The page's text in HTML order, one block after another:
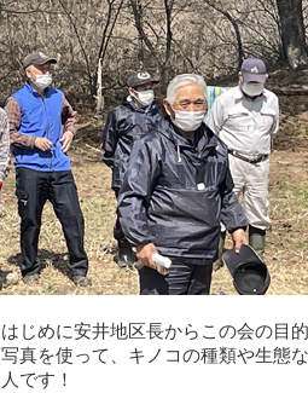
はじめに安井地区長からこの会の目
写真を使って、キノコの種類や生態
人です！